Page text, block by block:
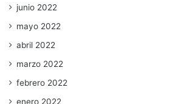
junio 2022
mayo 2022
abril 2022
marzo 2022
febrero 2022
enero 2022